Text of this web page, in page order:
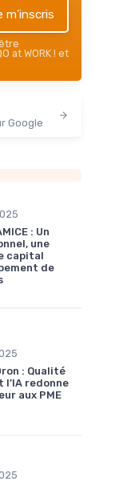
m'inscris
at WORK ! et
Google
: Un
une
capital
de
: Qualité
redonne
aux PME